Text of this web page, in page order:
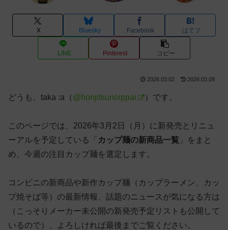
X Bluesky Facebook はてブ
LINE Pinterest コピー
2026.03.02 2026.03.09
どうも、taka :a（ @honjitsunoippai ）です。
このページでは、2026年3月2日（月）に新発売とリニュ
ーアルを予定している「 カップ麺の新商品一覧 」をまと
め、今週の注目カップ麺を選定します。
コンビニの新商品や新作カップ麺（カップラーメン、カッ
プ焼そば等）の最新情報、話題のニュースが気になる方は
（こっそりメーカー未公開の新発売予定リストも公開して
いるので）、よろしければ最後までご覧ください。